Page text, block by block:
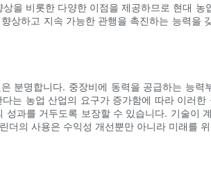
을 비롯한 다양한 이점을 제공하므로 현대
상하고 지속 가능한 관행을 촉진하는 능력
분명합니다. 중장비에 동력을 공급하는 능
는 농업 산업의 요구가 증가함에 따라 이러
과를 거두도록 보장할 수 있습니다. 기술이
의 사용은 수익성 개선뿐만 아니라 미래를